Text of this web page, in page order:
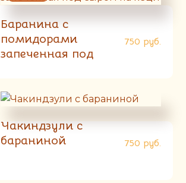
Баранина с
помидорами
запеченная под
750 руб.
Чакиндзули с
бараниной
750 руб.